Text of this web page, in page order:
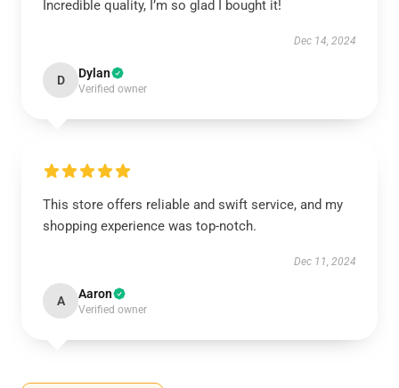
Incredible quality, I’m so glad I bought it!
Dec 14, 2024
D Dylan
Verified owner
This store offers reliable and swift service, and my
shopping experience was top-notch.
Dec 11, 2024
A Aaron
Verified owner